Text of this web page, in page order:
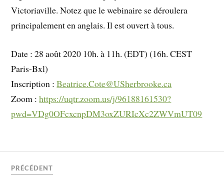
Victoriaville. Notez que le webinaire se déroulera
principalement en anglais. Il est ouvert à tous.
Date : 28 août 2020 10h. à 11h. (EDT) (16h. CEST
Paris-Bxl)
Inscription :Beatrice.Cote@USherbrooke.ca
Zoom :https://uqtr.zoom.us/j/96188161530?
pwd=VDg0OFcxcnpDM3oxZURIcXc2ZWVmUT09
PRÉCÉDENT